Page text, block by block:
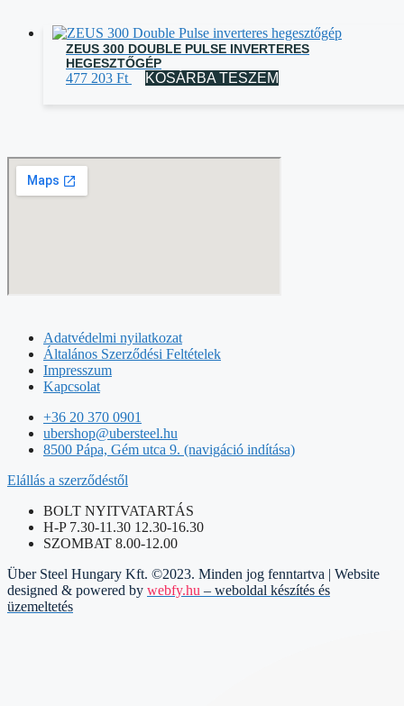
ZEUS 300 DOUBLE PULSE INVERTERES
HEGESZTŐGÉP
477 203 Ft KOSÁRBA TESZEM
Adatvédelmi nyilatkozat
Általános Szerződési Feltételek
Impresszum
Kapcsolat
+36 20 370 0901
ubershop@ubersteel.hu
8500 Pápa, Gém utca 9. (navigáció indítása)
Elállás a szerződéstől
BOLT NYITVATARTÁS
H-P 7.30-11.30 12.30-16.30
SZOMBAT 8.00-12.00
Über Steel Hungary Kft. ©2023. Minden jog fenntartva | Website
designed & powered by webfy.hu – weboldal készítés és
üzemeltetés